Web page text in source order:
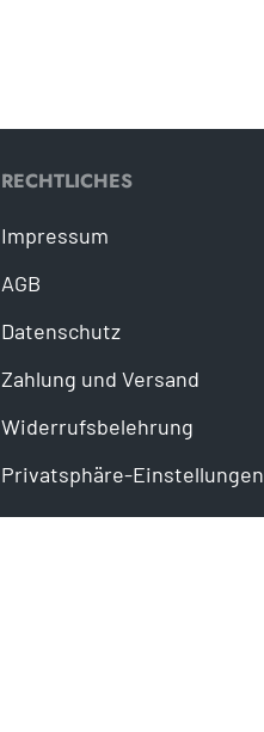
RECHTLICHES
Impressum
AGB
Datenschutz
Zahlung und Versand
Widerrufsbelehrung
Privatsphäre-Einstellungen